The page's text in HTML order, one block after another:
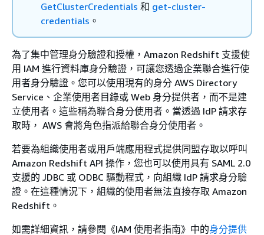
GetClusterCredentials 和 get-cluster-
credentials 。
為了集中管理身分驗證和授權，Amazon Redshift 支援使
用 IAM 進行資料庫身分驗證，可讓您透過企業聯合進行使
用者身分驗證。您可以使用現有的身分 AWS Directory
Service、企業使用者目錄或 Web 身分提供者，而不是建
立使用者。這些稱為聯合身分使用者。當透過 IdP 請求存
取時， AWS 會將角色指派給聯合身分使用者。
若要為組織使用者或用戶端應用程式提供同盟存取以呼叫
Amazon Redshift API 操作，您也可以使用具有 SAML 2.0
支援的 JDBC 或 ODBC 驅動程式，向組織 IdP 請求身分驗
證。在這種情況下，組織的使用者無法直接存取 Amazon
Redshift。
如需詳細資訊，請參閱《IAM 使用者指南》 中的身分提供